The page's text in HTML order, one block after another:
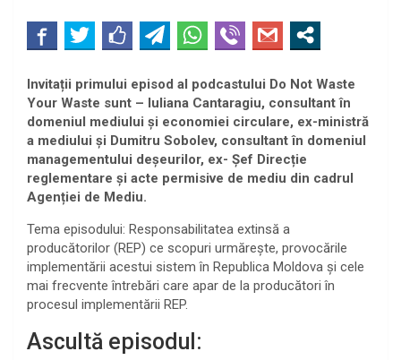
Invitații primului episod al podcastului Do Not Waste
Your Waste sunt – Iuliana Cantaragiu, consultant în
domeniul mediului și economiei circulare, ex-ministră
a mediului și Dumitru Sobolev, consultant în domeniul
managementului deșeurilor, ex- Șef Direcție
reglementare și acte permisive de mediu din cadrul
Agenției de Mediu.
Tema episodului: Responsabilitatea extinsă a
producătorilor (REP) ce scopuri urmărește, provocările
implementării acestui sistem în Republica Moldova și cele
mai frecvente întrebări care apar de la producători în
procesul implementării REP.
Ascultă episodul: